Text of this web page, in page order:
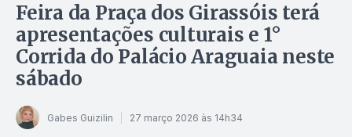
Feira da Praça dos Girassóis terá
apresentações culturais e 1°
Corrida do Palácio Araguaia neste
sábado
Gabes Guizilin 27 março 2026 às 14h34